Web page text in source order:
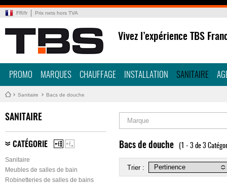
FR/fr Prix nets hors TVA
Vivez l’expérience TBS
PROMO MARQUES CHAUFFAGE INSTALLATION SANITAIRE
Sanitaire Bacs de douche
SANITAIRE
CATÉGORIE
Sanitaire
Meubles de salles de bain
Robinetteries de salles de bains
Marque
Bacs de douche (1 - 3 de 3
Trier :